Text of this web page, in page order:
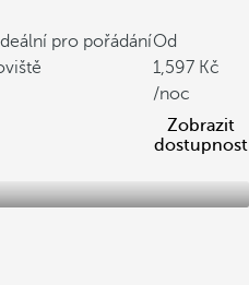
Ideální pro pořádáníOd
1,597
/noc
Zobrazit
dostupnost